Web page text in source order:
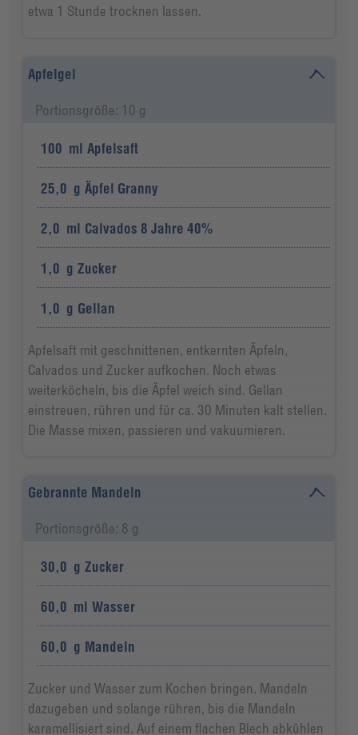
etwa 1 Stunde trocknen lassen.
Apfelgel
Portionsgröße: 10 g
100 ml Apfelsaft
25,0 g Äpfel Granny
2,0 ml Calvados 8 Jahre 40%
1,0 g Zucker
1,0 g Gellan
Apfelsaft mit geschnittenen, entkernten Äpfeln,
Calvados und Zucker aufkochen. Noch etwas
weiterköcheln, bis die Äpfel weich sind. Gellan
einstreuen, rühren und für ca. 30 Minuten kalt stellen.
Die Masse mixen, passieren und vakuumieren.
Gebrannte Mandeln
Portionsgröße: 8 g
30,0 g Zucker
60,0 ml Wasser
60,0 g Mandeln
Zucker und Wasser zum Kochen bringen. Mandeln
dazugeben und solange rühren, bis die Mandeln
karamellisiert sind. Auf einem flachen Blech abkühlen